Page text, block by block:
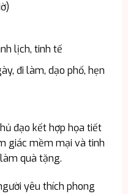
lịch, tinh tế
đi làm, dạo phố, hẹn
đạo kết hợp họa tiết
giác mềm mại và tinh
quà tặng.
yêu thích phong